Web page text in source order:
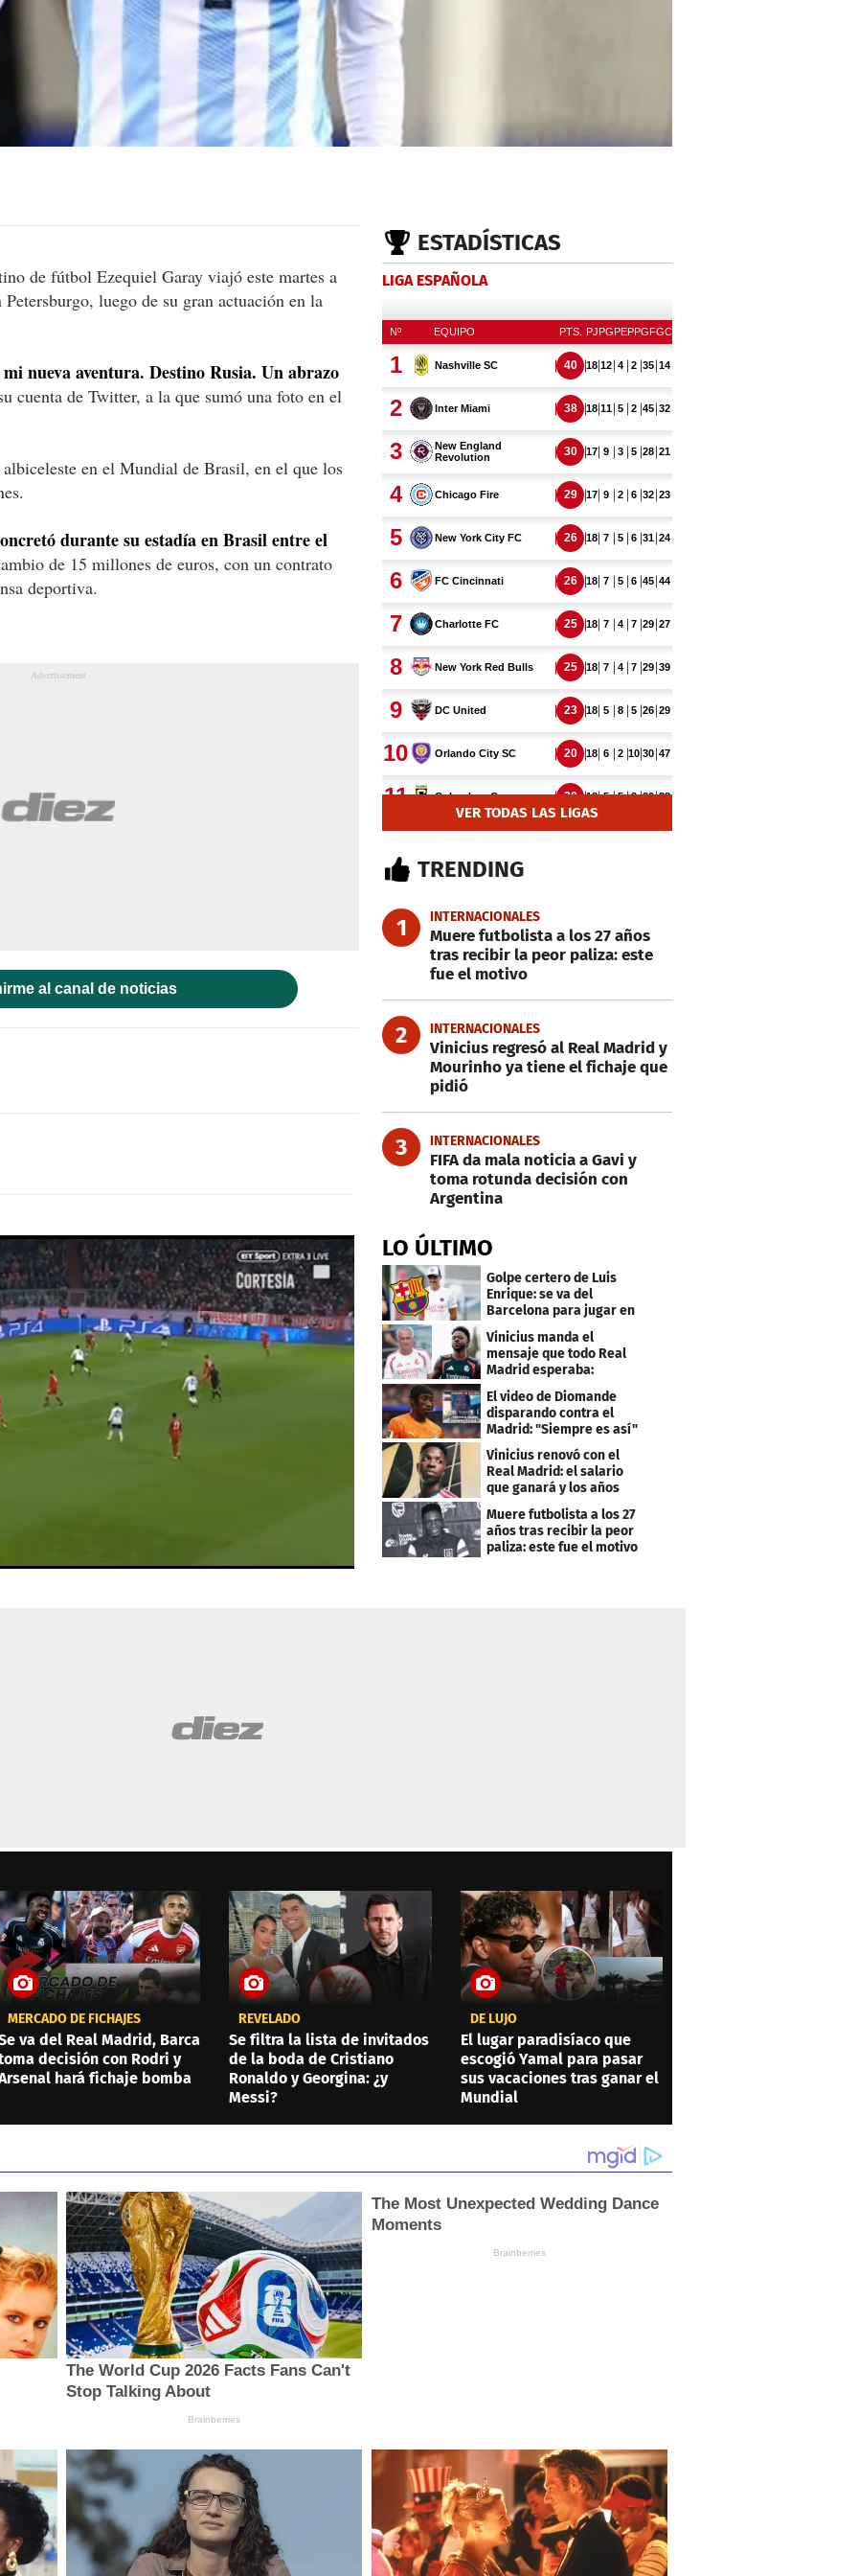
de fútbol Ezequiel Garay viajó este martes a
luego de su gran actuación en la
nueva aventura. Destino Rusia. Un abrazo
cuenta de Twitter, a la que sumó una foto en el
en el Mundial de Brasil, en el que los
durante su estadía en Brasil entre el
de 15 millones de euros, con un contrato
deportiva.
al canal de noticias
ESTADÍSTICAS
LIGA ESPAÑOLA
VER TODAS LAS LIGAS
TRENDING
1 INTERNACIONALES
Muere futbolista a los 27 años
tras recibir la peor paliza: este
fue el motivo
2 INTERNACIONALES
Vinicius regresó al Real Madrid y
Mourinho ya tiene el fichaje que
pidió
3 INTERNACIONALES
FIFA da mala noticia a Gavi y
toma rotunda decisión con
Argentina
LO ÚLTIMO
Golpe certero de Luis
Enrique: se va del
Barcelona para jugar en
el PSG
Vinicius manda el
mensaje que todo Real
Madrid esperaba:
"Mourinho..."
El video de Diomande
disparando contra el
Madrid: "Siempre es así"
Vinicius renovó con el
Real Madrid: el salario
que ganará y los años
Muere futbolista a los 27
años tras recibir la peor
paliza: este fue el motivo
MERCADO DE FICHAJES
va del Real Madrid, Barca
decisión con Rodri y
hará fichaje bomba
REVELADO
Se filtra la lista de invitados
de la boda de Cristiano
Ronaldo y Georgina: ¿y
Messi?
DE LUJO
El lugar paradisíaco que
escogió Yamal para pasar
sus vacaciones tras ganar el
Mundial